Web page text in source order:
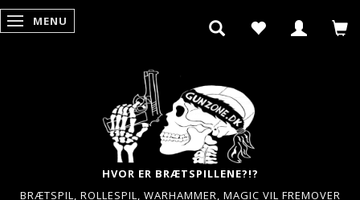
SKIFTE NAVIGATION
MENU
HVOR ER BRÆTSPILLENE?!?
BRÆTSPIL, ROLLESPIL, WARHAMMER, MAGIC VIL FREMOVER